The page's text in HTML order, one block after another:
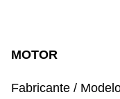
MOTOR
Fabricante /